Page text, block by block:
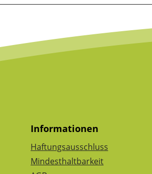
Informationen
Haftungsausschluss
Mindesthaltbarkeit